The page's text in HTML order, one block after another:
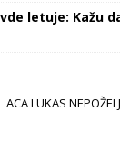
letuje: Kažu
ACA LUKAS